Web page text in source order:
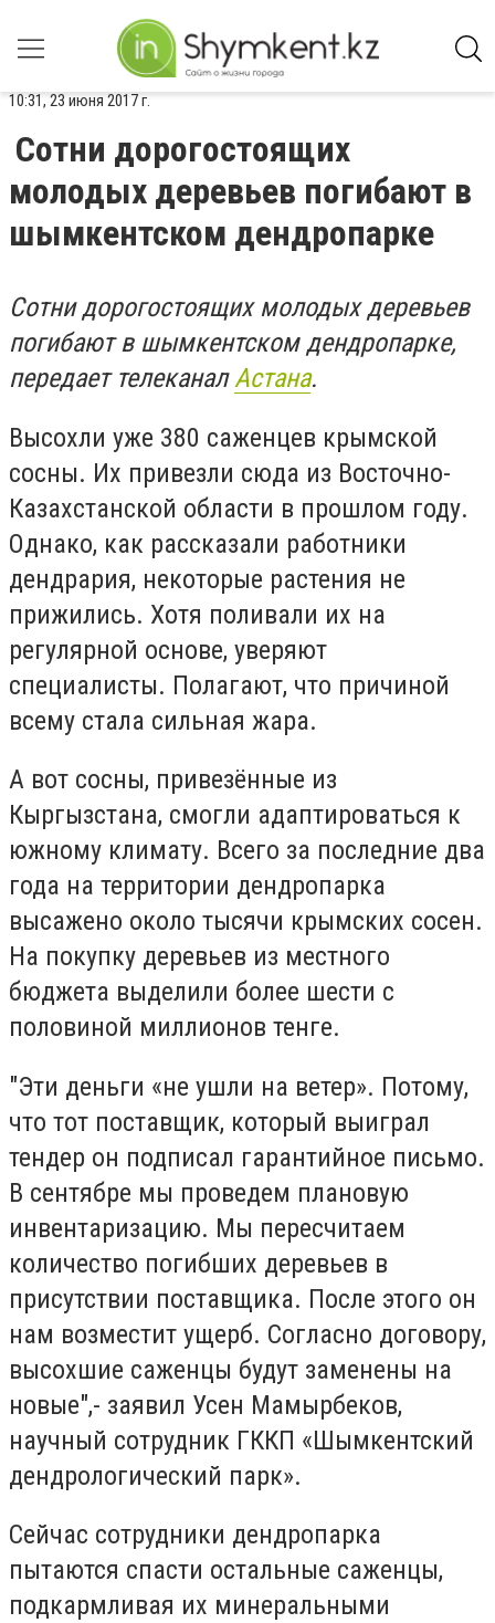
10:31, 23 июня 2017 г.
Сотни дорогостоящих
молодых деревьев погибают в
шымкентском дендропарке
Сотни дорогостоящих молодых деревьев
погибают в шымкентском дендропарке,
передает телеканалАстана.
Высохли уже 380 саженцев крымской
сосны. Их привезли сюда из Восточно-
Казахстанской области в прошлом году.
Однако, как рассказали работники
дендрария, некоторые растения не
прижились. Хотя поливали их на
регулярной основе, уверяют
специалисты. Полагают, что причиной
всему стала сильная жара.
А вот сосны, привезённые из
Кыргызстана, смогли адаптироваться к
южному климату. Всего за последние два
года на территории дендропарка
высажено около тысячи крымских сосен.
На покупку деревьев из местного
бюджета выделили более шести с
половиной миллионов тенге.
"Эти деньги «не ушли на ветер». Потому,
что тот поставщик, который выиграл
тендер он подписал гарантийное письмо.
В сентябре мы проведем плановую
инвентаризацию. Мы пересчитаем
количество погибших деревьев в
присутствии поставщика. После этого он
нам возместит ущерб. Согласно договору,
высохшие саженцы будут заменены на
новые",- заявил Усен Мамырбеков,
научный сотрудник ГККП «Шымкентский
дендрологический парк».
Сейчас сотрудники дендропарка
пытаются спасти остальные саженцы,
подкармливая их минеральными